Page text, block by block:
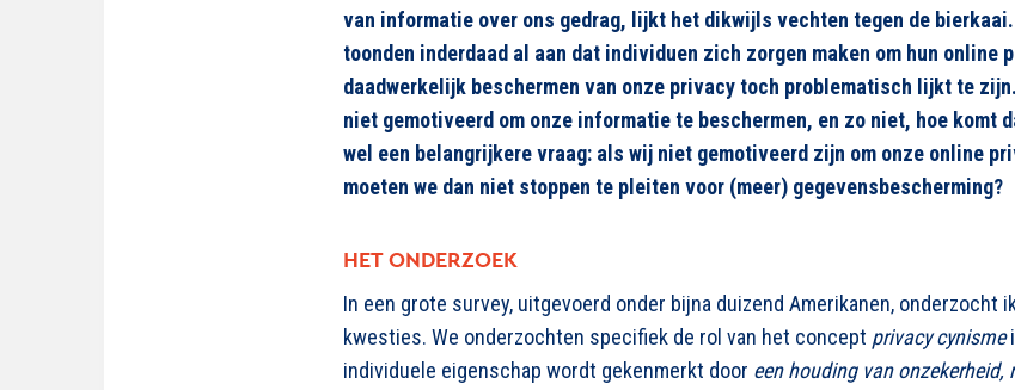
van informatie over ons gedrag, lijkt het dikwijls vechten tegen de bierkaai.
toonden inderdaad al aan dat individuen zich zorgen maken om hun online
daadwerkelijk beschermen van onze privacy toch problematisch lijkt te
niet gemotiveerd om onze informatie te beschermen, en zo niet, hoe komt
wel een belangrijkere vraag: als wij niet gemotiveerd zijn om onze online
moeten we dan niet stoppen te pleiten voor (meer) gegevensbescherming?
HET ONDERZOEK
In een grote survey, uitgevoerd onder bijna duizend Amerikanen, onderzocht
kwesties. We onderzochten specifiek de rol van het concept privacy cynisme
individuele eigenschap wordt gekenmerkt door een houding van onzekerheid,